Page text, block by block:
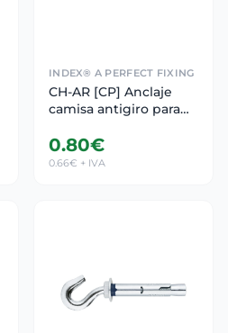
INDEX® A PERFECT FIXING
CH-AR [CP] Anclaje
camisa antigiro para
0.80€
0.66€ + IVA